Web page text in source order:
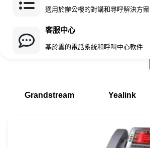
適用於辦公樓的對講和尋呼解決方案
客服中心
基於雲的電話系統和呼叫中心軟件
Grandstream Yealink